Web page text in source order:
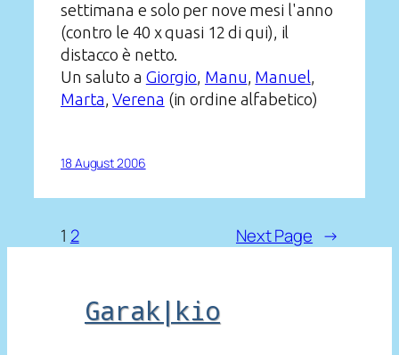
settimana e solo per nove mesi l'anno
(contro le 40 x quasi 12 di qui), il
distacco è netto.
Un saluto a Giorgio, Manu, Manuel,
Marta,Verena (in ordine alfabetico)
18 August 2006
1 2 Next Page →
Garak|kio